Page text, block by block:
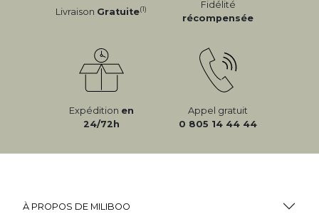
Livraison Gratuite(1)
Fidélité
récompensée
Expédition en
24/72h
Appel gratuit
0 805 14 44 44
À PROPOS DE MILIBOO